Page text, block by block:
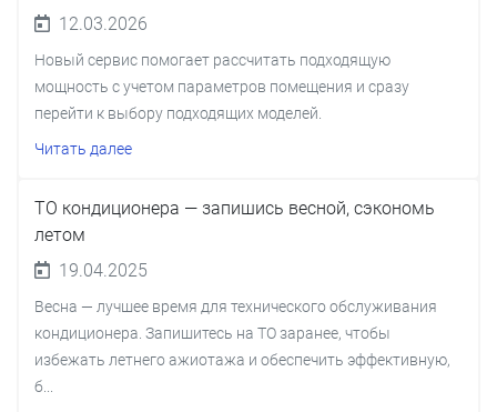
12.03.2026
Новый сервис помогает рассчитать подходящую
мощность с учетом параметров помещения и сразу
перейти к выбору подходящих моделей.
Читать далее
ТО кондиционера — запишись весной, сэкономь
летом
19.04.2025
Весна — лучшее время для технического обслуживания
кондиционера. Запишитесь на ТО заранее, чтобы
избежать летнего ажиотажа и обеспечить эффективную,
б...